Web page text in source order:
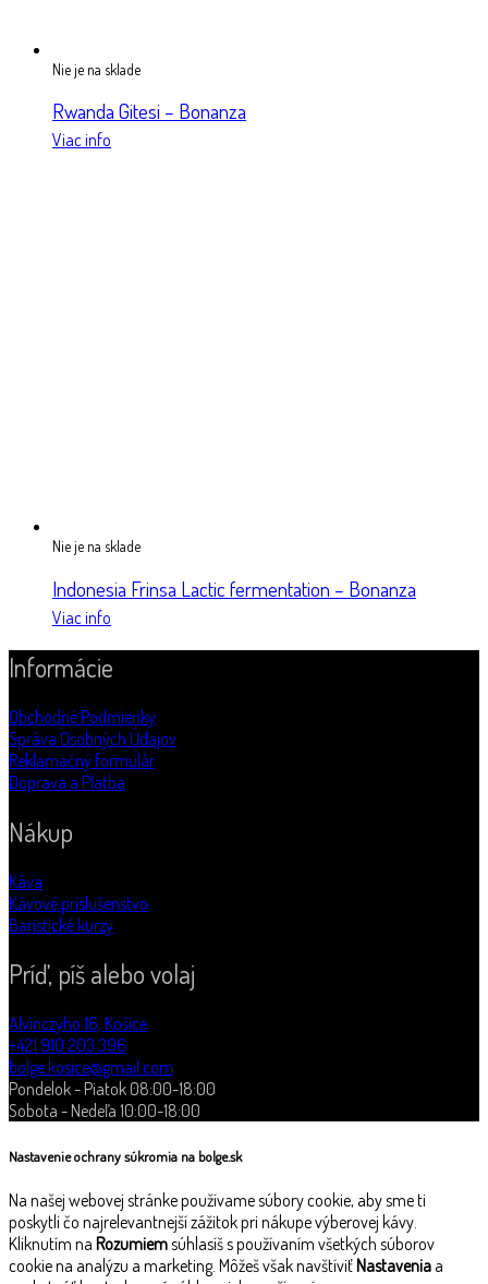
Nie je na sklade
Rwanda Gitesi – Bonanza
Viac info
Nie je na sklade
Indonesia Frinsa Lactic fermentation – Bonanza
Viac info
Informácie
Obchodné Podmienky
Správa Osobných Údajov
Reklamačný formulár
Doprava a Platba
Nákup
Káva
Kávové príslušenstvo
Baristické kurzy
Príď, píš alebo volaj
Alvinczyho 16, Košice
+421 910 203 396
bolge.kosice@gmail.com
Pondelok - Piatok 08:00-18:00
Sobota - Nedeľa 10:00-18:00
Nastavenie ochrany súkromia na bolge.sk
Na našej webovej stránke používame súbory cookie, aby sme ti
poskytli čo najrelevantnejší zážitok pri nákupe výberovej kávy.
Kliknutím na Rozumiemsúhlasíš s používaním všetkých súborov
cookie na analýzu a marketing. Môžeš však navštíviťNastavenia a